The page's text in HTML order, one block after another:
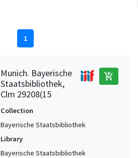
1
Munich. Bayerische
Staatsbibliothek,
Clm 29208(15
add_shopping_cart
Collection
Bayerische Staatsbibliothek
Library
Bayerische Staatsbibliothek